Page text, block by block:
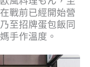
戰前已經開始營
至招牌蛋包飯同
手作溫度。